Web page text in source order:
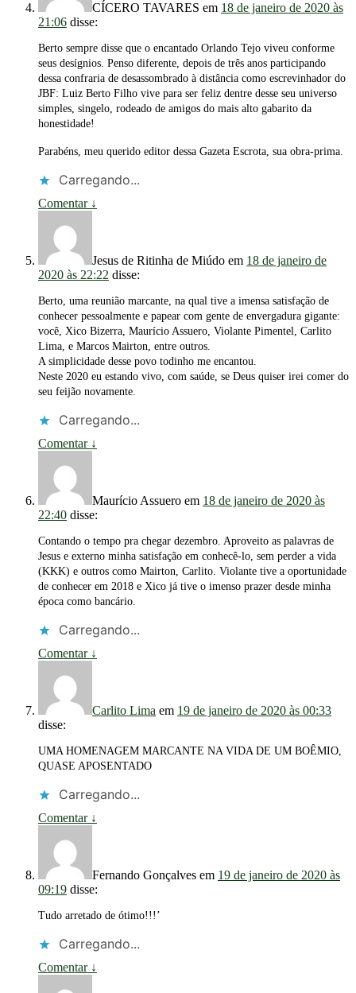
CÍCERO TAVARES em 18 de janeiro de 2020 às
21:06 disse:
Berto sempre disse que o encantado Orlando Tejo viveu conforme
seus desígnios. Penso diferente, depois de três anos participando
dessa confraria de desassombrado à distância como escrevinhador do
JBF: Luiz Berto Filho vive para ser feliz dentre desse seu universo
simples, singelo, rodeado de amigos do mais alto gabarito da
honestidade!
Parabéns, meu querido editor dessa Gazeta Escrota, sua obra-prima.
Carregando...
Comentar ↓
Jesus de Ritinha de Miúdo em 18 de janeiro de
2020 às 22:22 disse:
Berto, uma reunião marcante, na qual tive a imensa satisfação de
conhecer pessoalmente e papear com gente de envergadura gigante:
você, Xico Bizerra, Maurício Assuero, Violante Pimentel, Carlito
Lima, e Marcos Mairton, entre outros.
A simplicidade desse povo todinho me encantou.
Neste 2020 eu estando vivo, com saúde, se Deus quiser irei comer do
seu feijão novamente.
Carregando...
Comentar ↓
Maurício Assuero em 18 de janeiro de 2020 às
22:40 disse:
Contando o tempo pra chegar dezembro. Aproveito as palavras de
Jesus e externo minha satisfação em conhecê-lo, sem perder a vida
(KKK) e outros como Mairton, Carlito. Violante tive a oportunidade
de conhecer em 2018 e Xico já tive o imenso prazer desde minha
época como bancário.
Carregando...
Comentar ↓
Carlito Lima em 19 de janeiro de 2020 às 00:33
disse:
UMA HOMENAGEM MARCANTE NA VIDA DE UM BOÊMIO,
QUASE APOSENTADO
Carregando...
Comentar ↓
Fernando Gonçalves em 19 de janeiro de 2020 às
09:19 disse:
Tudo arretado de ótimo!!!’
Carregando...
Comentar ↓